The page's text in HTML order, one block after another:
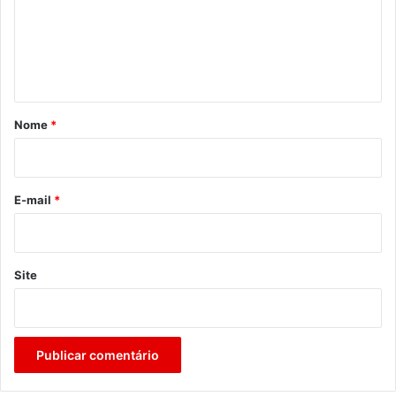
r
*
Nome *
E-mail *
Site